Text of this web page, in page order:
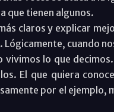
que tienen algunos.
claros y explicar
cuando
lo que
El que quiera
por el ejemplo,